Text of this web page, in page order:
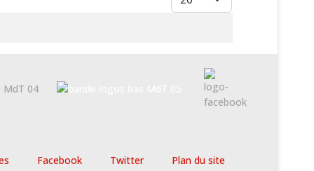
Facebook Twitter
Plan du site